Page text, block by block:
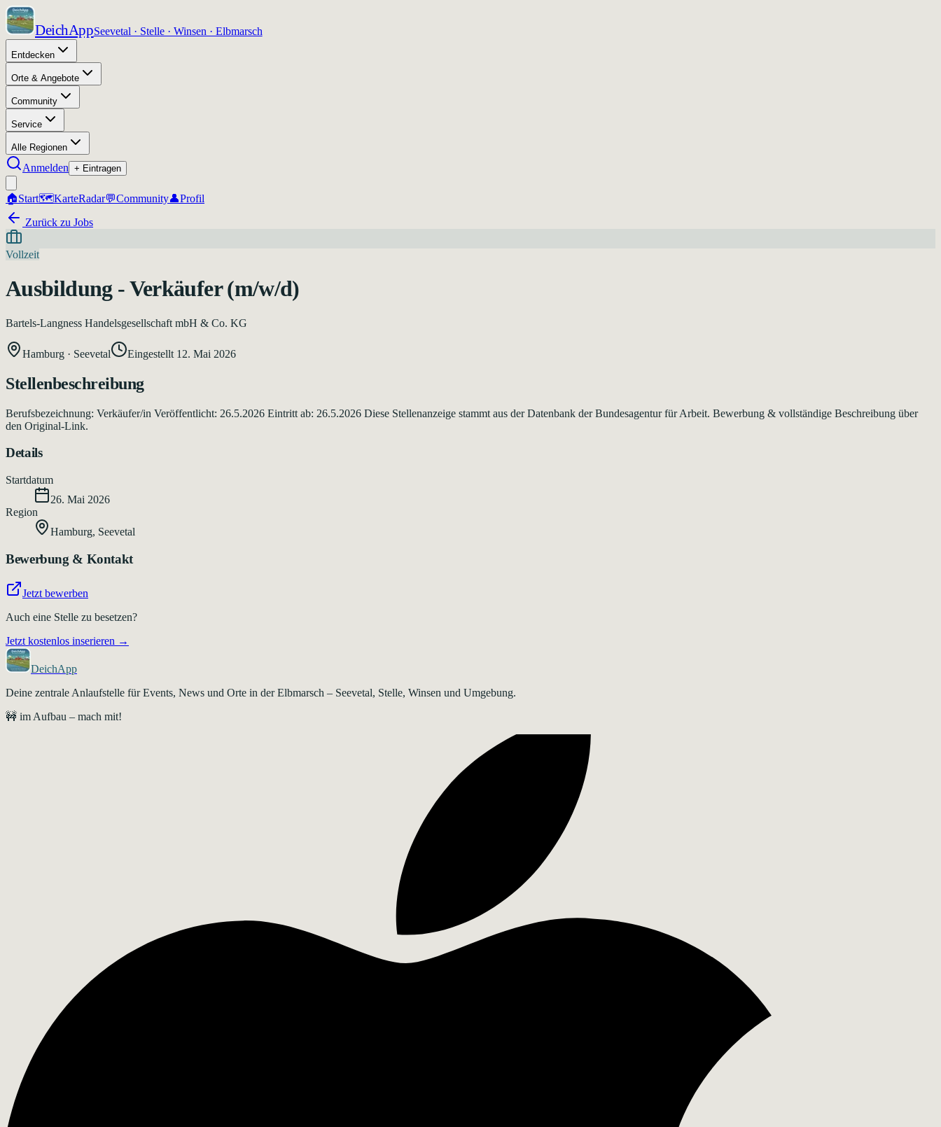
DeichAppSeevetal · Stelle · Winsen · Elbmarsch
Entdecken
Orte & Angebote
Community
Service
Alle Regionen
Anmelden + Eintragen
🏠Start🗺️KarteRadar💬Community👤Profil
Zurück zu Jobs
Vollzeit
Ausbildung - Verkäufer (m/w/d)
Bartels-Langness Handelsgesellschaft mbH & Co. KG
Hamburg · Seevetal Eingestellt 12. Mai 2026
Stellenbeschreibung
Berufsbezeichnung: Verkäufer/in Veröffentlicht: 26.5.2026 Eintritt ab: 26.5.2026 Diese Stellenanzeige stammt aus der Datenbank der Bundesagentur für Arbeit. Bewerbung & vollständige Beschreibung über
den Original-Link.
Details
Startdatum
26. Mai 2026
Region
Hamburg, Seevetal
Bewerbung & Kontakt
Jetzt bewerben
Auch eine Stelle zu besetzen?
Jetzt kostenlos inserieren →
DeichApp
Deine zentrale Anlaufstelle für Events, News und Orte in der Elbmarsch – Seevetal, Stelle, Winsen und Umgebung.
🚧 im Aufbau – mach mit!